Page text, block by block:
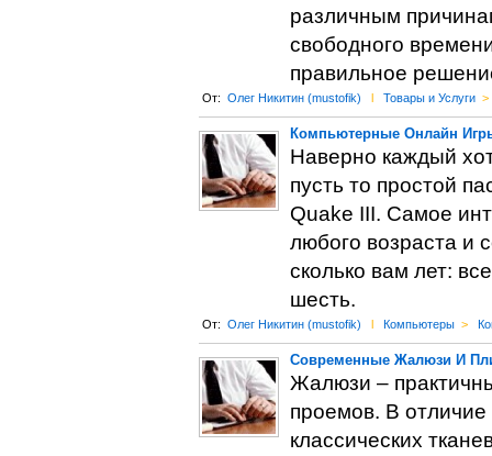
различным
свободного
правильное
От: Олег Никитин (mustofik) l Товары и Услуги >
Компьютерные Онлайн
Наверно каждый
пусть то простой
Quake III. Самое
любого возраста и
сколько вам лет:
шесть.
От: Олег Никитин (mustofik) l Компьютеры >
Современные Жалюзи И
Жалюзи –
проемов. В отличие
классических